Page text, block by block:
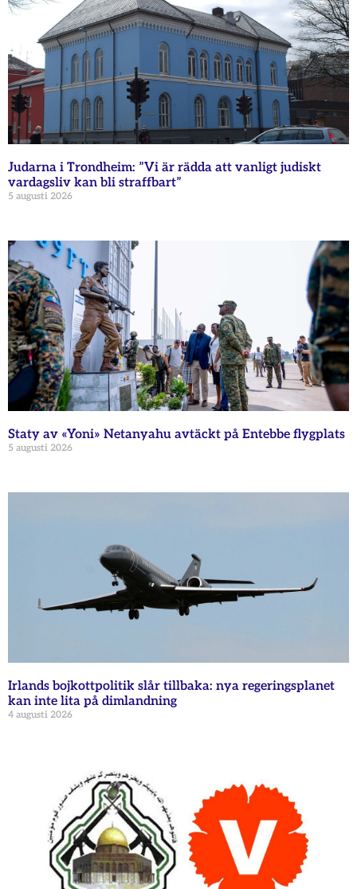
Judarna i Trondheim: ”Vi är rädda att vanligt judiskt
vardagsliv kan bli straffbart”
5 augusti 2026
Staty av «Yoni» Netanyahu avtäckt på Entebbe flygplats
5 augusti 2026
Irlands bojkottpolitik slår tillbaka: nya regeringsplanet
kan inte lita på dimlandning
4 augusti 2026